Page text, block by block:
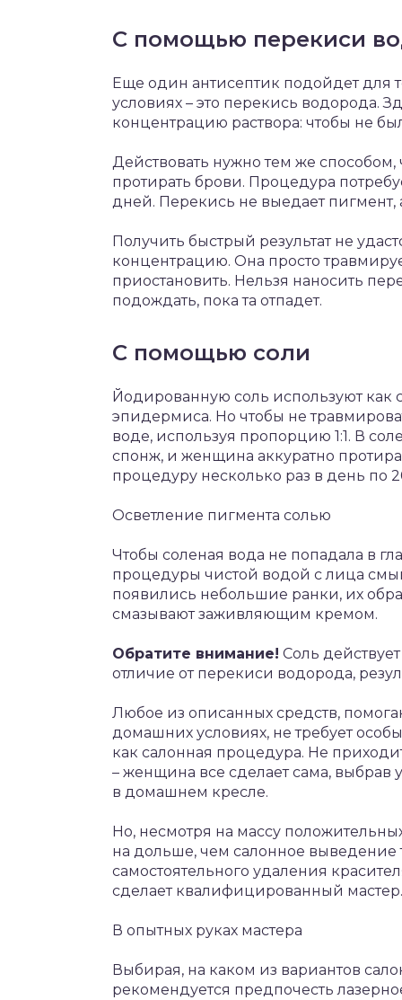
С помощью перекиси
Еще один антисептик подойдет для
условиях – это перекись водорода.
концентрацию раствора: чтобы не
Действовать нужно тем же
протирать брови. Процедура
дней. Перекись не выедает пигмент,
Получить быстрый результат не
концентрацию. Она просто
приостановить. Нельзя наносить
подождать, пока та отпадет.
С помощью соли
Йодированную соль используют как
эпидермиса. Но чтобы не
воде, используя пропорцию 1:1. В
спонж, и женщина аккуратно
процедуру несколько раз в день по
Осветление пигмента солью
Чтобы соленая вода не попадала в
процедуры чистой водой с лица
появились небольшие ранки, их
смазывают заживляющим кремом.
Обратите внимание! Соль
отличие от перекиси водорода,
Любое из описанных средств,
домашних условиях, не требует
как салонная процедура. Не
– женщина все сделает сама,
в домашнем кресле.
Но, несмотря на массу
на дольше, чем салонное выведение
самостоятельного удаления
сделает квалифицированный мастер.
В опытных руках мастера
Выбирая, на каком из вариантов
рекомендуется предпочесть